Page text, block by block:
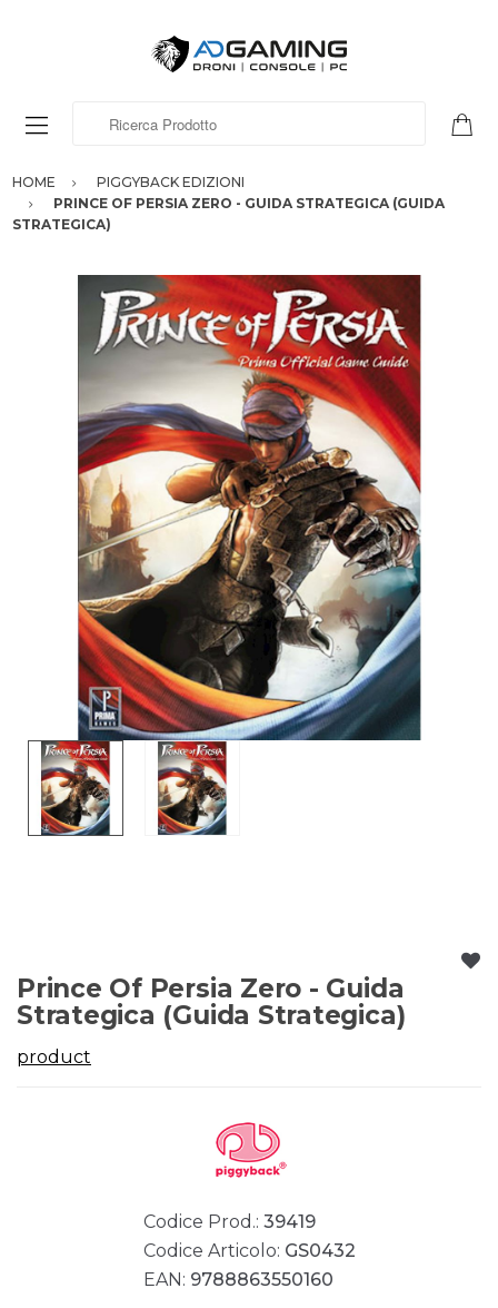
HOME
PIGGYBACK EDIZIONI
PRINCE OF PERSIA ZERO - GUIDA STRATEGICA (GUIDA
STRATEGICA)
Prince Of Persia Zero - Guida
Strategica (Guida Strategica)
product
Codice Prod.: 39419
Codice Articolo: GS0432
EAN: 9788863550160